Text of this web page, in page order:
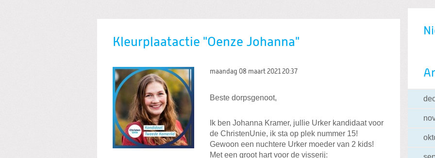
Kleurplaatactie "Oenze Johanna"
maandag 08 maart 202120:37
Beste dorpsgenoot,
Ik ben Johanna Kramer, jullie Urker kandidaat voor
de ChristenUnie, ik sta op plek nummer 15!
Gewoon een nuchtere Urker moeder van 2 kids!
Met een groot hart voor de visserij: